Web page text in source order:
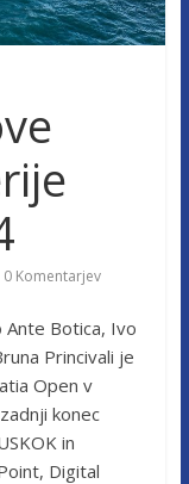
0 Komentarjev
Ante Botica, Ivo
Princivali je
Open v
konec
in
Digital